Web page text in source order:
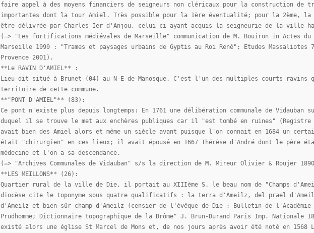
faire appel à des moyens financiers de seigneurs non cléricaux pour la construction de
importantes dont la tour Amiel. Très possible pour la 1ère éventualité; pour la 2ème, la
être délivrée par Charles Ier d'Anjou, celui-ci ayant acquis la seigneurie de la ville
(=> "Les fortifications médiévales de Marseille" communication de M. Bouiron in Actes du
Marseille 1999 : "Trames et paysages urbains de Gyptis au Roi René"; Etudes Massaliotes
Provence 2001).
**Le RAVIN D'AMIEL** :
Lieu-dit situé à Brunet (04) au N-E de Manosque. C'est l'un des multiples courts ravins
territoire de cette commune.
**"PONT D'AMIEL"** (83):
Ce pont n'existe plus depuis longtemps: En 1761 une délibération communale de
duquel il se trouve le met aux enchères publiques car il "est tombé en ruines"
avait bien des Amiel alors et même un siècle avant puisque l'on connait en 1684 un
était "chirurgien" en ces lieux; il avait épousé en 1667 Thérèse d'André dont le père
médecine et l'on a sa descendance.
(=> "Archives Communales de Vidauban" s/s la direction de M. Mireur Olivier & Roujer
**LES MEILLONS** (26):
Quartier rural de la ville de Die, il portait au XIIIème S. le beau nom de "Champs
diocèse cite le toponyme sous quatre qualificatifs : la terra d'Ameilz, del prael
d'Ameilz et bien sûr champ d'Ameilz (censier de l'évêque de Die ; Bulletin de l'Académie
Prudhomme; Dictionnaire topographique de la Drôme" J. Brun-Durand Paris Imp. Nationale
existé alors une église St Marcel de Mons et, de nos jours après avoir été noté en 1568